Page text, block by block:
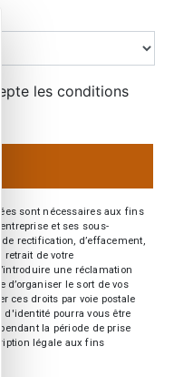
le
les conditions
sont nécessaires aux fins
et ses sous-
rectification, d’effacement,
retrait de votre
une réclamation
d’organiser le sort de vos
ces droits par voie postale
d'identité pourra vous être
la période de prise
légale aux fins